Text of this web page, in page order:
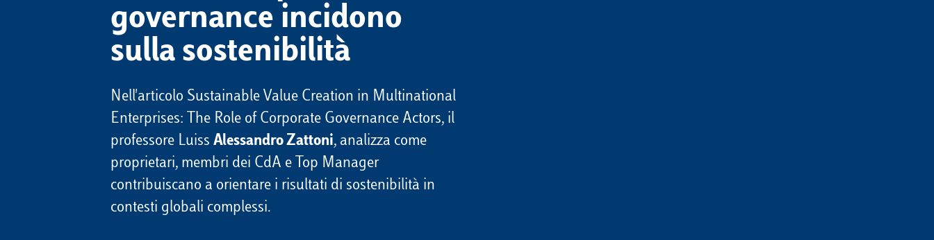
governance incidono
sulla sostenibilità
Nell'articolo Sustainable Value Creation in Multinational
Enterprises: The Role of Corporate Governance Actors, il
professore Luiss Alessandro Zattoni, analizza come
proprietari, membri dei CdA e Top Manager
contribuiscano a orientare i risultati di sostenibilità in
contesti globali complessi.